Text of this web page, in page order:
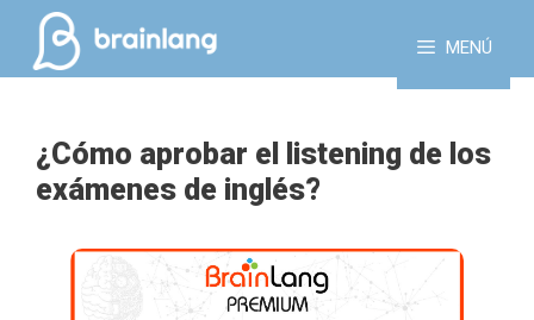
Saltar
contenido
MENÚ
¿Cómo aprobar el listening de los
exámenes de inglés?